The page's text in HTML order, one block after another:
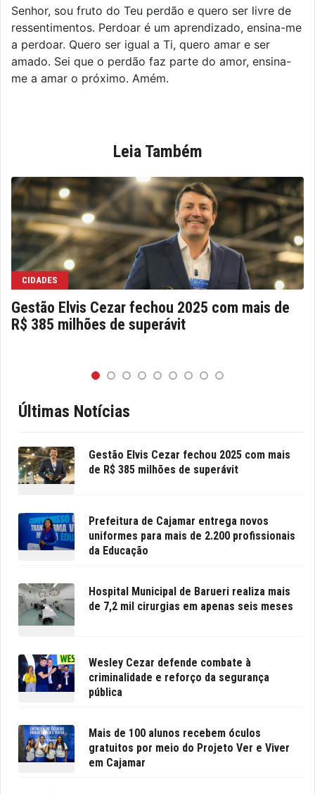
Senhor, sou fruto do Teu perdão e quero ser livre de
ressentimentos. Perdoar é um aprendizado, ensina-me
a perdoar. Quero ser igual a Ti, quero amar e ser
amado. Sei que o perdão faz parte do amor, ensina-
me a amar o próximo. Amém.
Leia Também
CIDADES
Gestão Elvis Cezar fechou 2025 com mais de
R$ 385 milhões de superávit
Últimas Notícias
Gestão Elvis Cezar fechou 2025 com mais
de R$ 385 milhões de superávit
Prefeitura de Cajamar entrega novos
uniformes para mais de 2.200 profissionais
da Educação
Hospital Municipal de Barueri realiza mais
de 7,2 mil cirurgias em apenas seis meses
Wesley Cezar defende combate à
criminalidade e reforço da segurança
pública
Mais de 100 alunos recebem óculos
gratuitos por meio do Projeto Ver e Viver
em Cajamar